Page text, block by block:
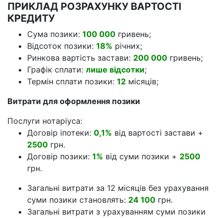
ПРИКЛАД РОЗРАХУНКУ ВАРТОСТІ
КРЕДИТУ
Сума позики: 100 000 гривень;
Відсоток позики: 18% річних;
Ринкова вартість застави: 200 000 гривень;
Графік сплати: лише відсотки;
Термін сплати позики: 12 місяців;
Витрати для оформлення позики
Послуги нотаріуса:
Договір іпотеки: 0,1% від вартості застави +
2500 грн.
Договір позики: 1% від суми позики + 2500
грн.
Загальні витрати за 12 місяців без урахування
суми позики становлять: 24 100 грн.
Загальні витрати з урахуванням суми позики